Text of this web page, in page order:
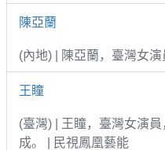
陳亞蘭
(內地) | 陳亞蘭，臺灣女
王瞳
(臺灣) | 王瞳，臺灣女演
成。 | 民視鳳凰藝能